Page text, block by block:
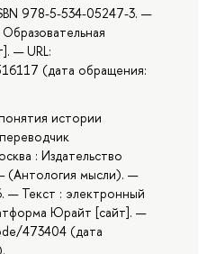
978-5-534-05247-3. —
— URL:
(дата обращения:
истории
: Издательство
мысли). —
— Текст : электронный
Юрайт [сайт]. —
473404 (дата